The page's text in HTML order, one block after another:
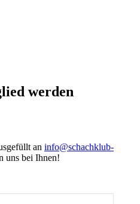
werden
an info@schachklub-
uns bei Ihnen!